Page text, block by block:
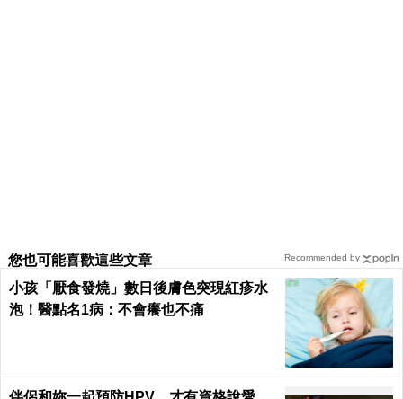
您也可能喜歡這些文章
小孩「厭食發燒」數日後膚色突現紅疹水
泡！醫點名1病：不會癢也不痛
Recommended by